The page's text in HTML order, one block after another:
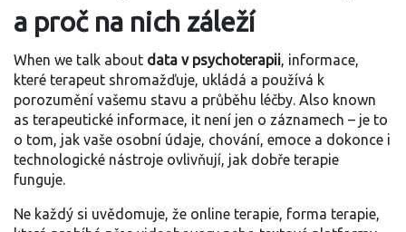
a proč na nich záleží
When we talk about data v psychoterapii, informace,
které terapeut shromažďuje, ukládá a používá k
porozumění vašemu stavu a průběhu léčby. Also known
as terapeutické informace, it není jen o záznamech – je to
o tom, jak vaše osobní údaje, chování, emoce a dokonce i
technologické nástroje ovlivňují, jak dobře terapie
funguje.
Ne každý si uvědomuje, že online terapie, forma terapie,